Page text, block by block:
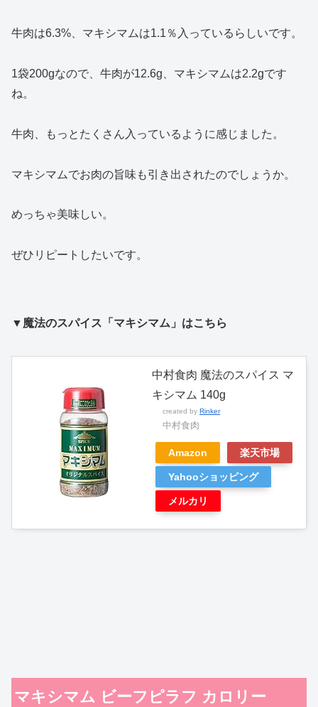
牛肉は6.3%、マキシマムは1.1％入っているらしいです。
1袋200gなので、牛肉が12.6g、マキシマムは2.2gです
ね。
牛肉、もっとたくさん入っているように感じました。
マキシマムでお肉の旨味も引き出されたのでしょうか。
めっちゃ美味しい。
ぜひリピートしたいです。
▼魔法のスパイス「マキシマム」はこちら
中村食肉 魔法のスパイス マ
キシマム 140g
created by Rinker
中村食肉
Amazon 楽天市場
Yahooショッピング
メルカリ
マキシマム ビーフピラフ カロリー